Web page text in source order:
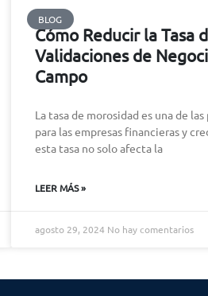
BLOG
Cómo Reducir la Tasa
Validaciones de
Campo
La tasa de morosidad es una de
para las empresas financieras y
esta tasa no solo afecta la
LEER MÁS »
agosto 29, 2024 No hay comentarios